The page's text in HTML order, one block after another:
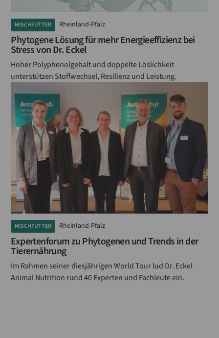
MISCHFUTTER Rheinland-Pfalz
Phytogene Lösung für mehr Energieeffizienz bei
Stress von Dr. Eckel
Hoher Polyphenolgehalt und doppelte Löslichkeit
unterstützen Stoffwechsel, Resilienz und Leistung.
MISCHFUTTER Rheinland-Pfalz
Expertenforum zu Phytogenen und Trends in der
Tierernährung
Im Rahmen seiner diesjährigen World Tour lud Dr. Eckel
Animal Nutrition rund 40 Experten und Fachleute ein.